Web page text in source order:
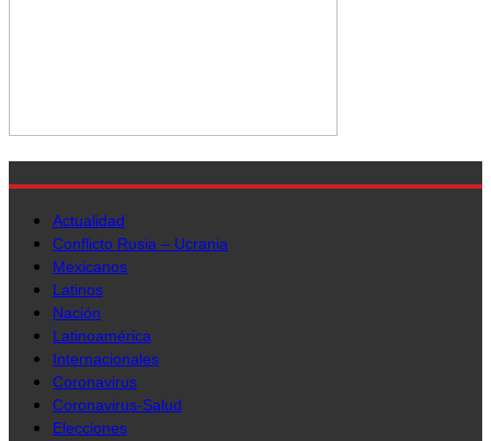
Actualidad
Conflicto Rusia – Ucrania
Mexicanos
Latinos
Nación
Latinoamérica
Internacionales
Coronavirus
Coronavirus-Salud
Elecciones